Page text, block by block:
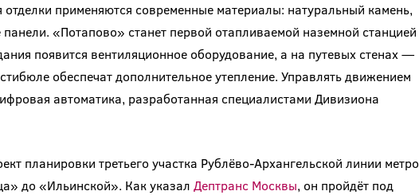
отделки применяются современные материалы: натуральный камень,
«Потапово» станет первой отапливаемой наземной станцией
появится вентиляционное оборудование, а на путевых стенах —
обеспечат дополнительное утепление. Управлять движением
автоматика, разработанная специалистами Дивизиона
планировки третьего участка Рублёво-Архангельской линии метро
до «Ильинской». Как указал Дептранс Москвы, он пройдёт под